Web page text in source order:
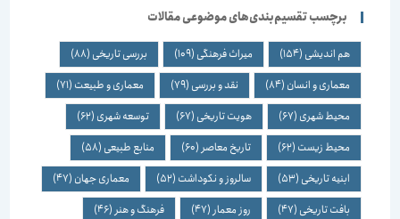
برچسب تقسیم‌بندی‌های موضوعی مقالات
هم اندیشی(154) میراث فرهنگی(109) بررسی تاریخی(88)
معماری و انسان(84) نقد و بررسی(79) معماری و طبیعت(71)
محیط شهری(67) هویت تاریخی(67) توسعه شهری(62)
محیط زیست(62) تاریخ معاصر(60) منابع طبیعی(58)
ابنیه تاریخی(53) سالروز و نکوداشت(52) معماری جهان(47)
بافت تاریخی(47) روز معمار(47) فرهنگ و هنر(46)